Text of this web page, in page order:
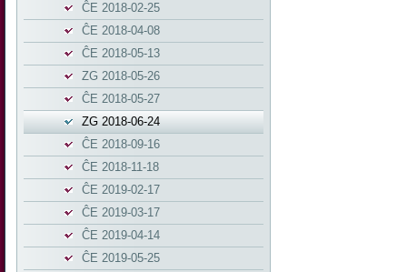
ĈE 2018-02-25
ĈE 2018-04-08
ĈE 2018-05-13
ZG 2018-05-26
ĈE 2018-05-27
ZG 2018-06-24
ĈE 2018-09-16
ĈE 2018-11-18
ĈE 2019-02-17
ĈE 2019-03-17
ĈE 2019-04-14
ĈE 2019-05-25